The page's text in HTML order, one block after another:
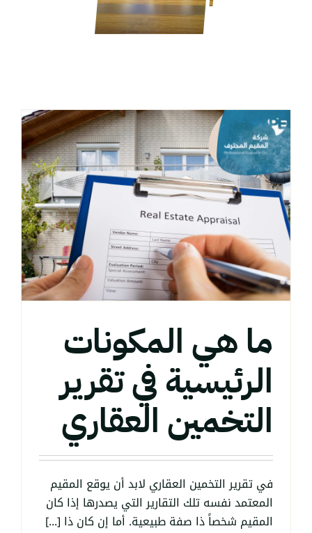
ما هي المكونات
الرئيسية في تقرير
التخمين العقاري
في تقرير التخمين العقاري لابد أن يوقع المقيم
المعتمد نفسه تلك التقارير التي يصدرها إذا كان
المقيم شخصاً ذا صفة طبيعية. أما إن كان ذا [...]